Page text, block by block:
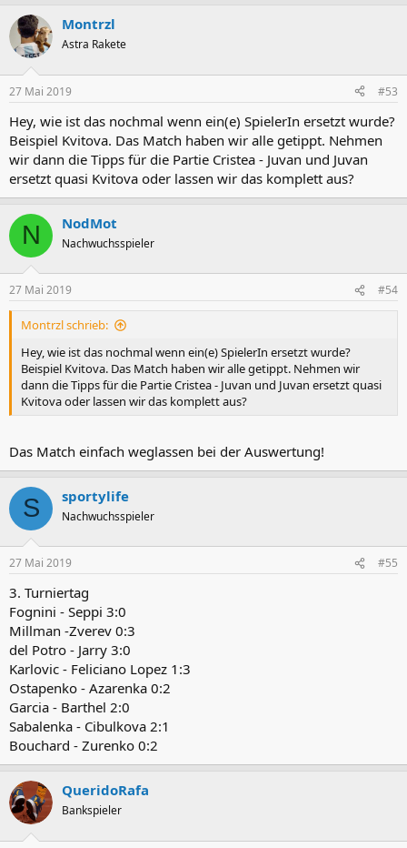
Montrzl
Astra Rakete
27 Mai 2019 #53
Hey, wie ist das nochmal wenn ein(e) SpielerIn ersetzt wurde?
Beispiel Kvitova. Das Match haben wir alle getippt. Nehmen
wir dann die Tipps für die Partie Cristea - Juvan und Juvan
ersetzt quasi Kvitova oder lassen wir das komplett aus?
N NodMot
Nachwuchsspieler
27 Mai 2019 #54
Montrzl schrieb:
Hey, wie ist das nochmal wenn ein(e) SpielerIn ersetzt wurde?
Beispiel Kvitova. Das Match haben wir alle getippt. Nehmen wir
dann die Tipps für die Partie Cristea - Juvan und Juvan ersetzt quasi
Kvitova oder lassen wir das komplett aus?
Das Match einfach weglassen bei der Auswertung!
S sportylife
Nachwuchsspieler
27 Mai 2019 #55
3. Turniertag
Fognini - Seppi 3:0
Millman -Zverev 0:3
del Potro - Jarry 3:0
Karlovic - Feliciano Lopez 1:3
Ostapenko - Azarenka 0:2
Garcia - Barthel 2:0
Sabalenka - Cibulkova 2:1
Bouchard - Zurenko 0:2
QueridoRafa
Bankspieler